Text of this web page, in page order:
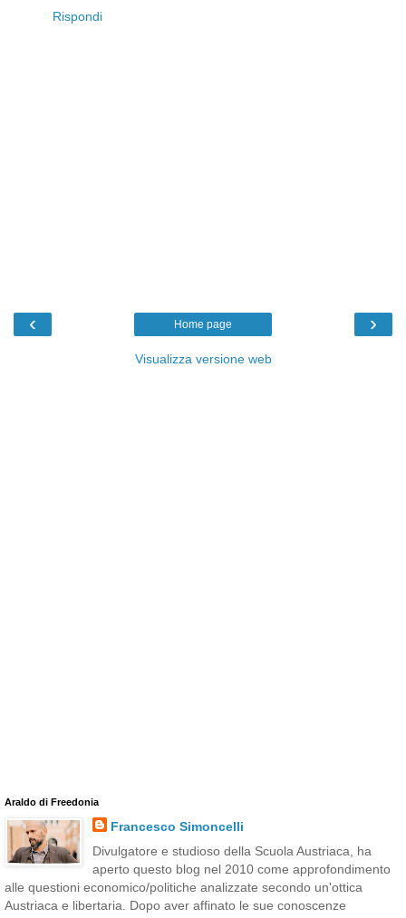
Rispondi
‹ ›
Home page
Visualizza versione web
Araldo di Freedonia
Francesco Simoncelli
Divulgatore e studioso della Scuola Austriaca, ha
aperto questo blog nel 2010 come approfondimento
alle questioni economico/politiche analizzate secondo un'ottica
Austriaca e libertaria. Dopo aver affinato le sue conoscenze